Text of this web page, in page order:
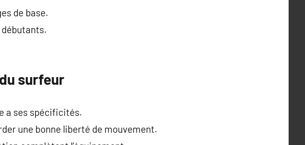
de base.
surfeur
a ses spécificités.
une bonne liberté de mouvement.